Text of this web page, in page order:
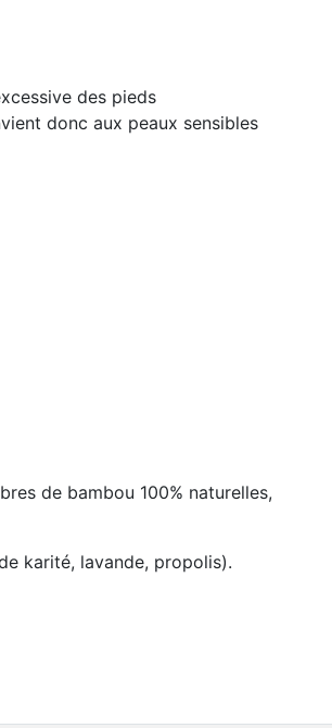
des pieds
donc aux peaux sensibles
de bambou 100% naturelles,
karité, lavande, propolis).